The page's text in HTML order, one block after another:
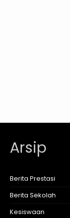
Arsip
Berita Prestasi
Berita Sekolah
Kesiswaan